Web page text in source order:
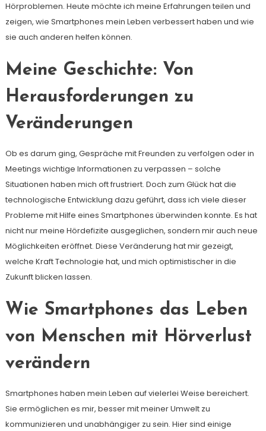
Hörproblemen. Heute möchte ich meine Erfahrungen teilen und
zeigen, wie Smartphones mein Leben verbessert haben und wie
sie auch anderen helfen können.
Meine Geschichte: Von
Herausforderungen zu
Veränderungen
Ob es darum ging, Gespräche mit Freunden zu verfolgen oder in
Meetings wichtige Informationen zu verpassen – solche
Situationen haben mich oft frustriert. Doch zum Glück hat die
technologische Entwicklung dazu geführt, dass ich viele dieser
Probleme mit Hilfe eines Smartphones überwinden konnte. Es hat
nicht nur meine Hördefizite ausgeglichen, sondern mir auch neue
Möglichkeiten eröffnet. Diese Veränderung hat mir gezeigt,
welche Kraft Technologie hat, und mich optimistischer in die
Zukunft blicken lassen.
Wie Smartphones das Leben
von Menschen mit Hörverlust
verändern
Smartphones haben mein Leben auf vielerlei Weise bereichert.
Sie ermöglichen es mir, besser mit meiner Umwelt zu
kommunizieren und unabhängiger zu sein. Hier sind einige